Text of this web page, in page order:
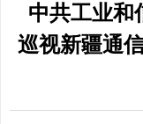
中共工业和
巡视新疆通